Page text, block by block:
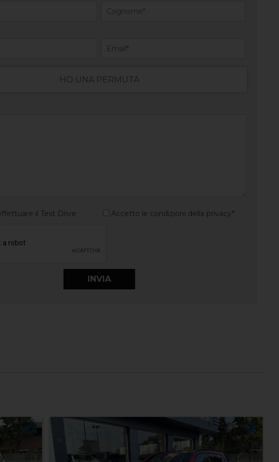
HO UNA PERMUTA
il Test Drive Accetto le condizioni della privacy*